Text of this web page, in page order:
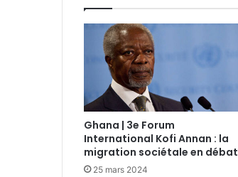
Ghana | 3e Forum
International Kofi Annan : la
migration sociétale en débat
25 mars 2024